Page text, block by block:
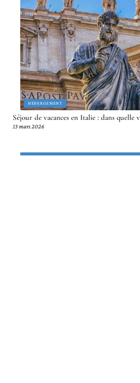
HÉBERGEMENT
Séjour de vacances en Italie : dans quelle
13 mars 2026